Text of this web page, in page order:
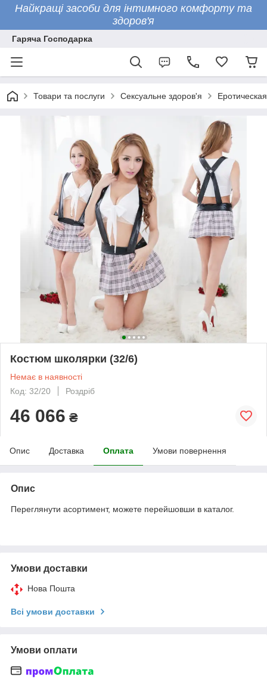
Найкращі засоби для інтимного комфорту та
здоров'я
Гаряча Господарка
Товари та послуги Сексуальне здоров'я
Костюм школярки (32/6)
Немає в наявності
Код: 32/20
Роздріб
46 066 ₴
Опис Доставка Оплата Умови повернення
Опис
Переглянути асортимент, можете перейшовши в каталог.
Умови доставки
Нова Пошта
Всі умови доставки
Умови оплати